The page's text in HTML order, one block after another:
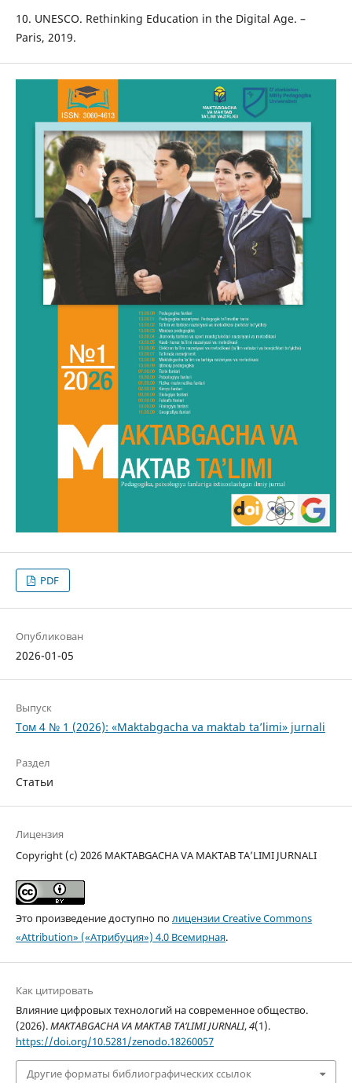
10. UNESCO. Rethinking Education in the Digital Age. –
Paris, 2019.
PDF
Опубликован
2026-01-05
Выпуск
Том 4 № 1 (2026): «Maktabgacha va maktab ta’limi» jurnali
Раздел
Статьи
Лицензия
Copyright (c) 2026 MAKTABGACHA VA MAKTAB TA’LIMI JURNALI
Это произведение доступно полицензии Creative Commons
«Attribution» («Атрибуция») 4.0 Всемирная.
Как цитировать
Влияние цифровых технологий на современное общество.
(2026).MAKTABGACHA VA MAKTAB TA’LIMI JURNALI,4(1).
https://doi.org/10.5281/zenodo.18260057
Другие форматы библиографических ссылок